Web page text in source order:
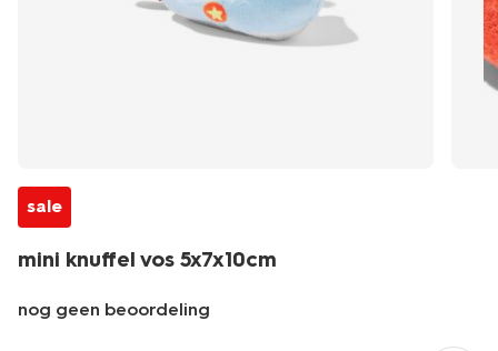
sale
mini knuffel vos 5x7x10cm
nog geen beoordeling